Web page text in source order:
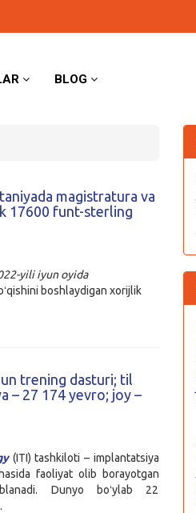
BLOG
magistratura va
17600 funt-sterling
yili iyun oyida
boshlaydigan xorijlik
trening dasturi; til
– 27 174 yevro; joy –
(ITI) tashkiloti – implantatsiya
faoliyat olib borayotgan
Dunyo boʻylab 22